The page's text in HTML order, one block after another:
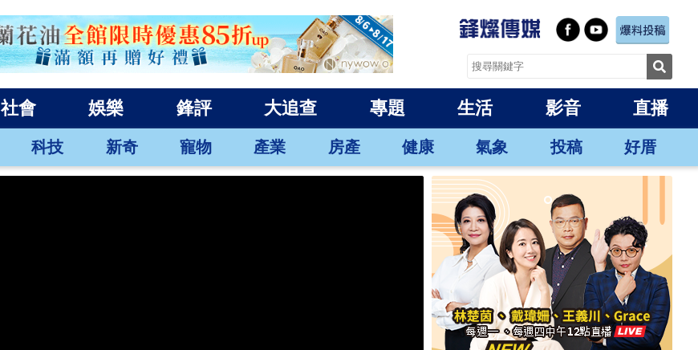
社會 娛樂 鋒評 大追查 專題 生活 影音 直播
科技 新奇 寵物 產業 房產 健康 氣象 投稿 好厝